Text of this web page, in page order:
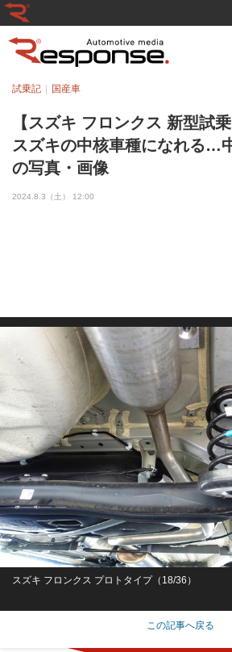
【スズキ フロンクス 新型試
スズキの中核車種になれる…
の写真・画像
試乗記 国産車
2024.8.3（土） 12:00
スズキ フロンクス プロトタイプ（18/36）
この記事へ戻る